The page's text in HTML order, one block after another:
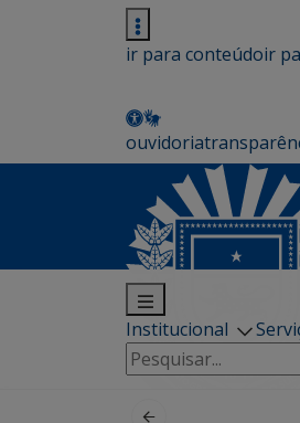
ir para conteúdoir
ouvidoria
Institucional
Pesquisar
por: